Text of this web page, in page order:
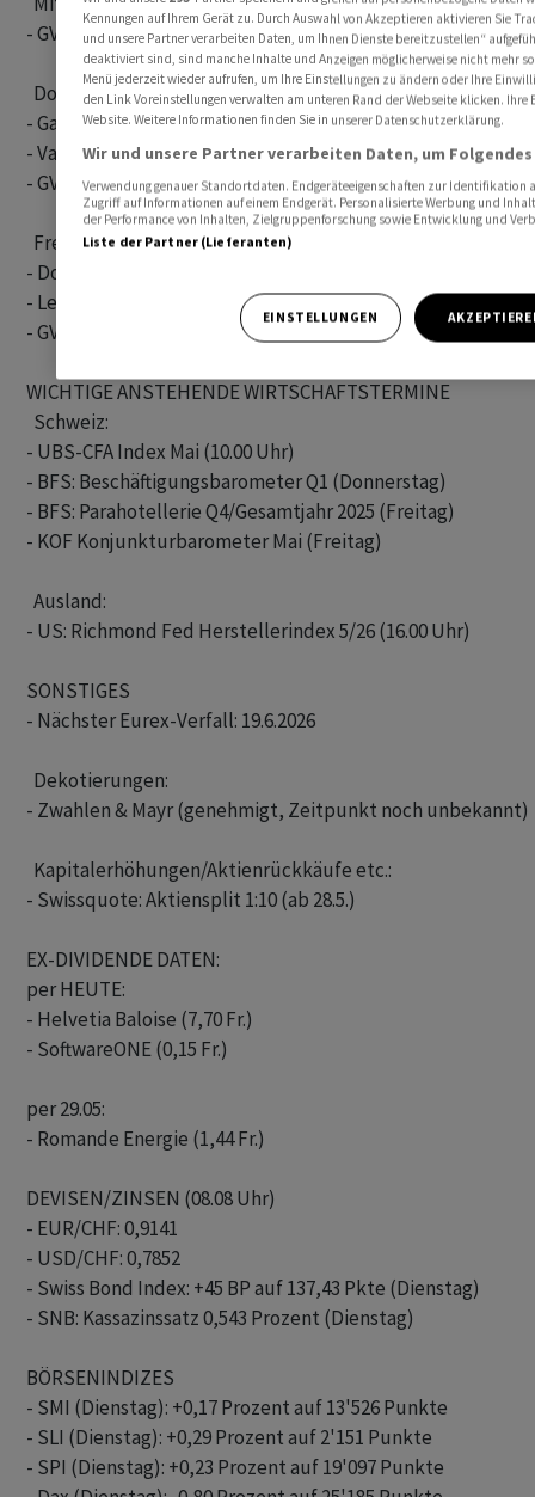
- GV: Romande Energie
  Donnerstag:
- Galenica: Update Umsatz 4 Monate
- Varia US: Update Q1
- GV: Alpine Select, Glencore, On Holding, Youngtimers
  Freitag:
- Dottikon ES: Ergebnis 2025/26 (BMK 09.45 Uhr)
- Leclanché: Ergebnis 2025 (nachbörslich)
- GV: Edisun Power (u.a. zu Kapitalerhöhung), Nebag
WICHTIGE ANSTEHENDE WIRTSCHAFTSTERMINE
  Schweiz:
- UBS-CFA Index Mai (10.00 Uhr)
- BFS: Beschäftigungsbarometer Q1 (Donnerstag)
- BFS: Parahotellerie Q4/Gesamtjahr 2025 (Freitag)
- KOF Konjunkturbarometer Mai (Freitag)
  Ausland:
- US: Richmond Fed Herstellerindex 5/26 (16.00 Uhr)
SONSTIGES
- Nächster Eurex-Verfall: 19.6.2026
  Dekotierungen:
- Zwahlen & Mayr (genehmigt, Zeitpunkt noch unbekannt)
  Kapitalerhöhungen/Aktienrückkäufe etc.:
- Swissquote: Aktiensplit 1:10 (ab 28.5.)
EX-DIVIDENDE DATEN:
per HEUTE:
- Helvetia Baloise (7,70 Fr.)
- SoftwareONE (0,15 Fr.)
per 29.05:
- Romande Energie (1,44 Fr.)
DEVISEN/ZINSEN (08.08 Uhr)
- EUR/CHF: 0,9141
- USD/CHF: 0,7852
- Swiss Bond Index: +45 BP auf 137,43 Pkte (Dienstag)
- SNB: Kassazinssatz 0,543 Prozent (Dienstag)
BÖRSENINDIZES
- SMI (Dienstag): +0,17 Prozent auf 13'526 Punkte
- SLI (Dienstag): +0,29 Prozent auf 2'151 Punkte
- SPI (Dienstag): +0,23 Prozent auf 19'097 Punkte
Kennungen auf Ihrem Gerät zu. Durch Auswahl von Akzeptieren aktivieren Sie
und unsere Partner verarbeiten Daten, um Ihnen Dienste bereitzustellen“
deaktiviert sind, sind manche Inhalte und Anzeigen möglicherweise nicht mehr
Menü jederzeit wieder aufrufen, um Ihre Einstellungen zu ändern oder Ihre
den Link Voreinstellungen verwalten am unteren Rand der Webseite klicken. Ihre
Website. Weitere Informationen finden Sie in unserer Datenschutzerklärung.
Wir und unsere Partner verarbeiten Daten, um
Verwendung genauer Standortdaten. Endgeräteeigenschaften zur Identifikation
Zugriff auf Informationen auf einem Endgerät. Personalisierte Werbung und
der Performance von Inhalten, Zielgruppenforschung sowie Entwicklung und
Liste der Partner (Lieferanten)
EINSTELLUNGEN